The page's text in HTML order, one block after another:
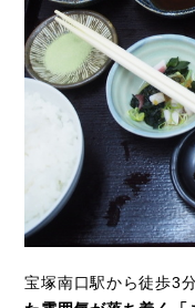
宝塚南口駅から徒歩3